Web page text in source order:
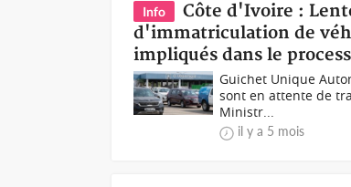
Info
Côte d'Ivoire :
d'immatriculation de
impliqués dans le
Guichet Unique
sont en attente de
Ministr...
il y a 5 mois